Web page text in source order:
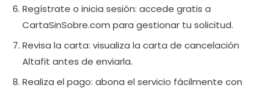
Regístrate o inicia sesión: accede gratis a
CartaSinSobre.com para gestionar tu solicitud.
Revisa la carta: visualiza la carta de cancelación
Altafit antes de enviarla.
Realiza el pago: abona el servicio fácilmente con